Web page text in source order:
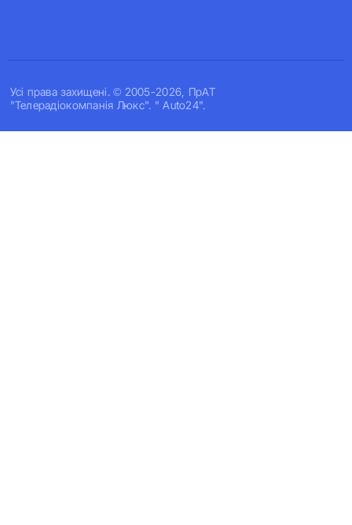
Усi права захищенi. © 2005-2026, ПрАТ
"Телерадіокомпанія Люкс". " Auto24".